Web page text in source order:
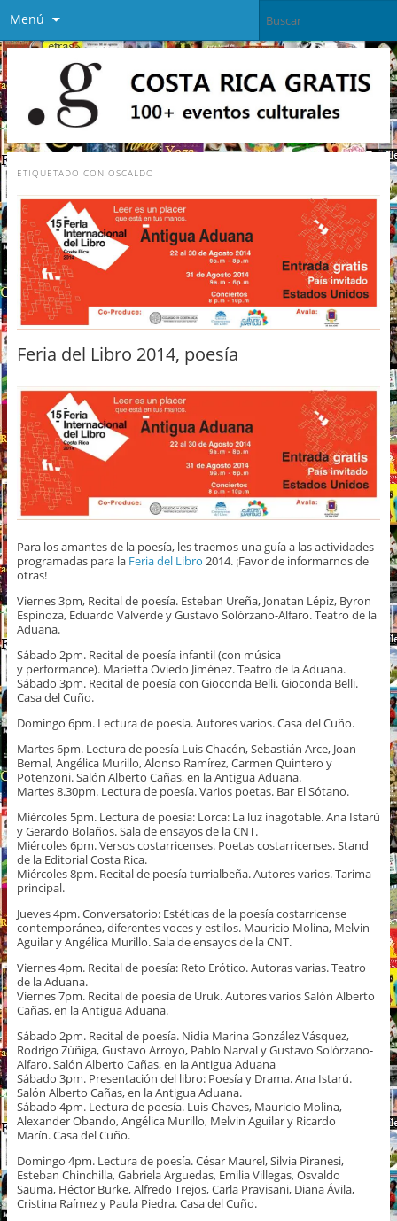
Menú
ETIQUETADO CON OSCALDO
Feria del Libro 2014, poesía
Para los amantes de la poesía, les traemos una guía a las actividades
programadas para la Feria del Libro 2014. ¡Favor de informarnos de
otras!
Viernes 3pm, Recital de poesía. Esteban Ureña, Jonatan Lépiz, Byron
Espinoza, Eduardo Valverde y Gustavo Solórzano-Alfaro. Teatro de la
Aduana.
Sábado 2pm. Recital de poesía infantil (con música
y performance). Marietta Oviedo Jiménez. Teatro de la Aduana.
Sábado 3pm. Recital de poesía con Gioconda Belli. Gioconda Belli.
Casa del Cuño.
Domingo 6pm. Lectura de poesía. Autores varios. Casa del Cuño.
Martes 6pm. Lectura de poesía Luis Chacón, Sebastián Arce, Joan
Bernal, Angélica Murillo, Alonso Ramírez, Carmen Quintero y
Potenzoni. Salón Alberto Cañas, en la Antigua Aduana.
Martes 8.30pm. Lectura de poesía. Varios poetas. Bar El Sótano.
Miércoles 5pm. Lectura de poesía: Lorca: La luz inagotable. Ana Istarú
y Gerardo Bolaños. Sala de ensayos de la CNT.
Miércoles 6pm. Versos costarricenses. Poetas costarricenses. Stand
de la Editorial Costa Rica.
Miércoles 8pm. Recital de poesía turrialbeña. Autores varios. Tarima
principal.
Jueves 4pm. Conversatorio: Estéticas de la poesía costarricense
contemporánea, diferentes voces y estilos. Mauricio Molina, Melvin
Aguilar y Angélica Murillo. Sala de ensayos de la CNT.
Viernes 4pm. Recital de poesía: Reto Erótico. Autoras varias. Teatro
de la Aduana.
Viernes 7pm. Recital de poesía de Uruk. Autores varios Salón Alberto
Cañas, en la Antigua Aduana.
Sábado 2pm. Recital de poesía. Nidia Marina González Vásquez,
Rodrigo Zúñiga, Gustavo Arroyo, Pablo Narval y Gustavo Solórzano-
Alfaro. Salón Alberto Cañas, en la Antigua Aduana
Sábado 3pm. Presentación del libro: Poesía y Drama. Ana Istarú.
Salón Alberto Cañas, en la Antigua Aduana.
Sábado 4pm. Lectura de poesía. Luis Chaves, Mauricio Molina,
Alexander Obando, Angélica Murillo, Melvin Aguilar y Ricardo
Marín. Casa del Cuño.
Domingo 4pm. Lectura de poesía. César Maurel, Silvia Piranesi,
Esteban Chinchilla, Gabriela Arguedas, Emilia Villegas, Osvaldo
Sauma, Héctor Burke, Alfredo Trejos, Carla Pravisani, Diana Ávila,
Cristina Raímez y Paula Piedra. Casa del Cuño.